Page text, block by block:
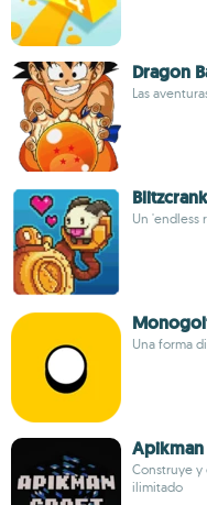
Dragon
Las
Un 'endless
Una forma
Apikman
Construye
ilimitado